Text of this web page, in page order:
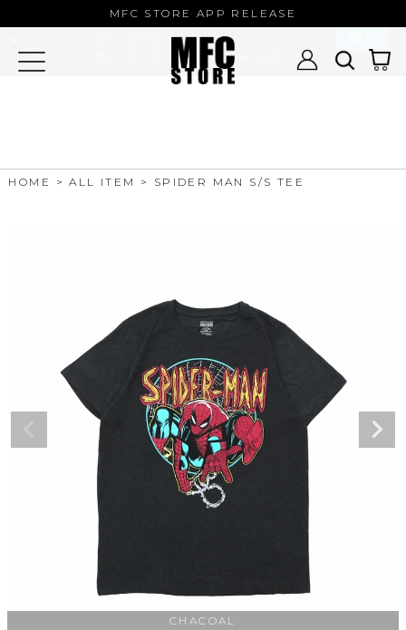
MFC STORE APP RELEASE
HOME ALL ITEM SPIDER MAN S/S TEE
CHACOAL
MFC STORE
MFC STORE/EXAMPLE 公式アプリ -
Google Play